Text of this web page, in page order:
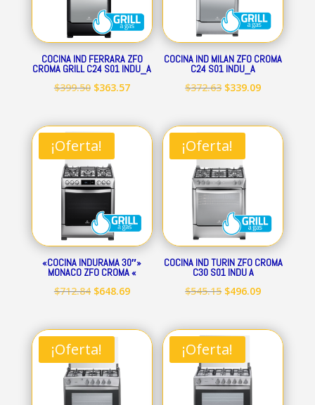
COCINA IND FERRARA ZFO
CROMA GRILL C24 S01 INDU_A
$399.50 El
original
era:
$399.50.
$363.57El
actual
COCINA IND MILAN ZFO CROMA
C24 S01 INDU_A
$372.63 El
original
era:
$372.63.
$339.09El
actual
¡Oferta!
«COCINA INDURAMA 30″»
MONACO ZFO CROMA «
$712.84 El
original
era:
$712.84.
$648.69El
actual
¡Oferta!
COCINA IND TURIN ZFO CROMA
C30 S01 INDU A
$545.15 El
original
era:
$545.15.
$496.09El
actual
¡Oferta! ¡Oferta!